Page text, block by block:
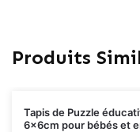
Produits
Tapis de Puzzle
6x6cm pour bébés et